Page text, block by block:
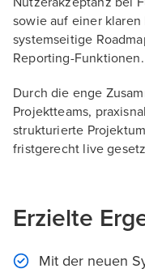
sowie auf einer
systemseitige
Reporting-Funktionen.
Durch die enge
Projektteams,
strukturierte
fristgerecht live
Erzielte
Mit der neuen